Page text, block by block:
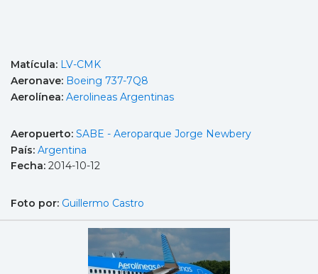
Matícula: LV-CMK
Aeronave: Boeing 737-7Q8
Aerolínea: Aerolineas Argentinas
Aeropuerto: SABE - Aeroparque Jorge Newbery
País: Argentina
Fecha: 2014-10-12
Foto por: Guillermo Castro